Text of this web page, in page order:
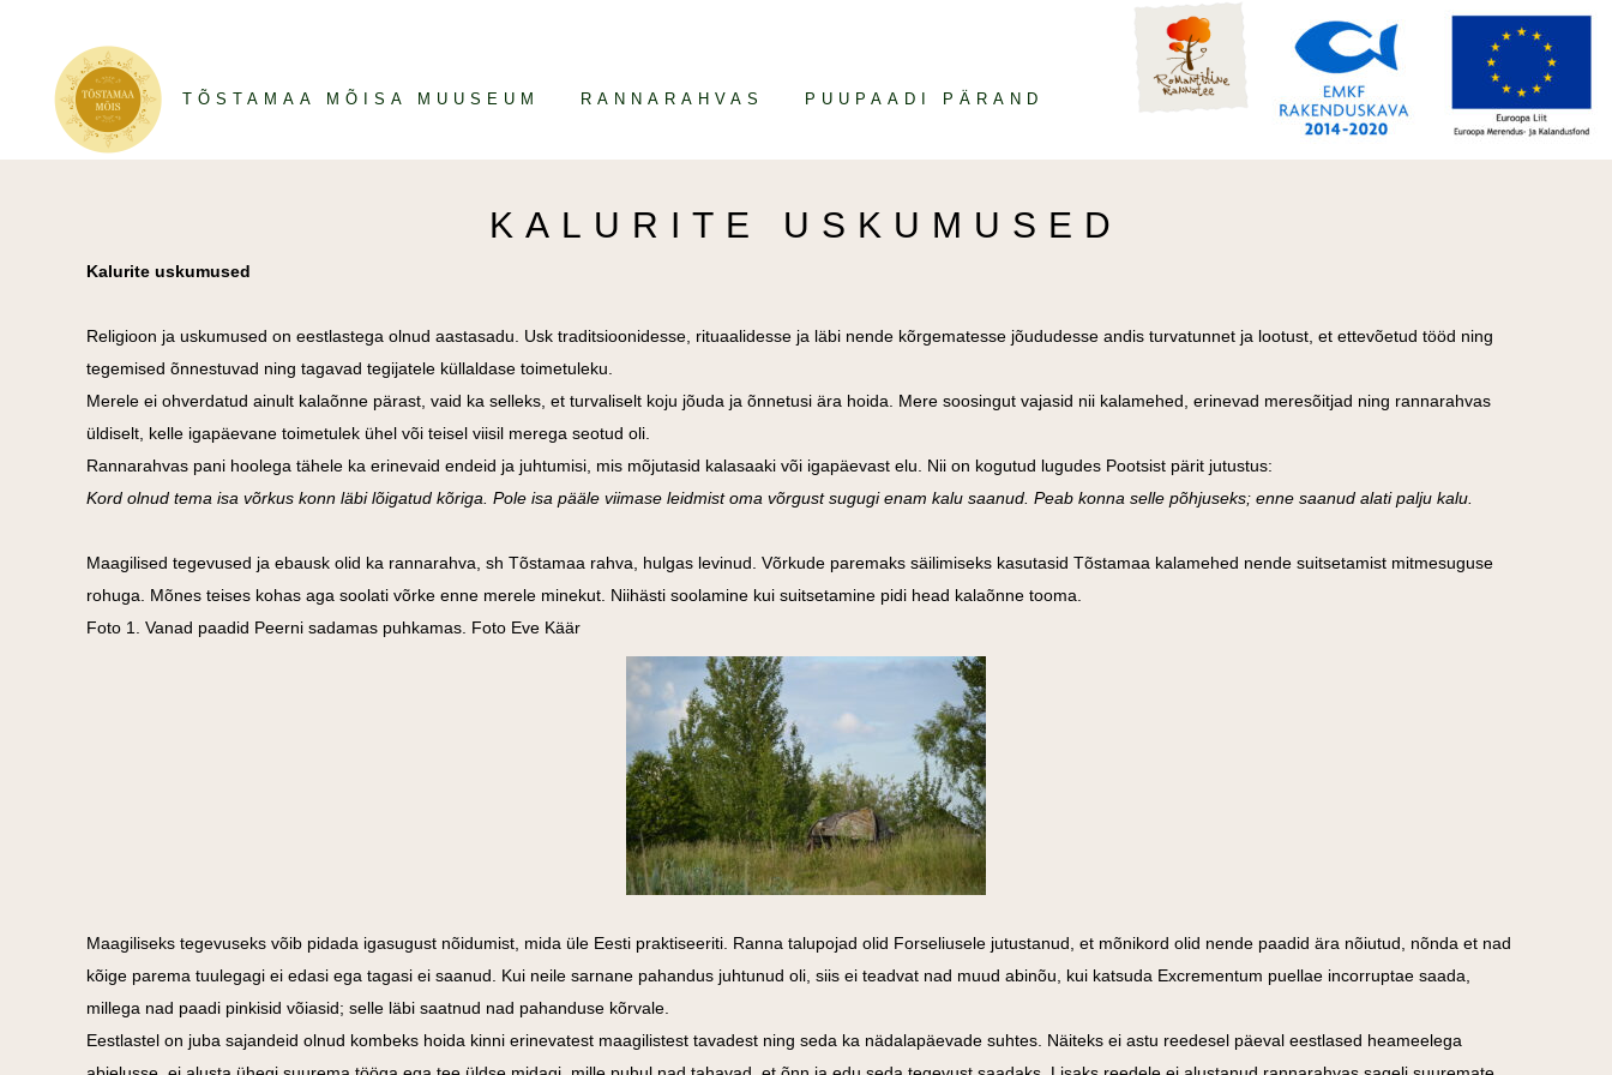
TÕSTAMAA MÕISA MUUSEUM RANNARAHVAS PUUPAADI PÄRAND
KALURITE USKUMUSED
Kalurite uskumused
Religioon ja uskumused on eestlastega olnud aastasadu. Usk traditsioonidesse, rituaalidesse ja läbi nende kõrgematesse jõududesse andis turvatunnet ja lootust, et ettevõetud tööd ning
tegemised õnnestuvad ning tagavad tegijatele küllaldase toimetuleku.
Merele ei ohverdatud ainult kalaõnne pärast, vaid ka selleks, et turvaliselt koju jõuda ja õnnetusi ära hoida. Mere soosingut vajasid nii kalamehed, erinevad meresõitjad ning rannarahvas
üldiselt, kelle igapäevane toimetulek ühel või teisel viisil merega seotud oli.
Rannarahvas pani hoolega tähele ka erinevaid endeid ja juhtumisi, mis mõjutasid kalasaaki või igapäevast elu. Nii on kogutud lugudes Pootsist pärit jutustus:
Kord olnud tema isa võrkus konn läbi lõigatud kõriga. Pole isa pääle viimase leidmist oma võrgust sugugi enam kalu saanud. Peab konna selle põhjuseks; enne saanud alati palju kalu.
Maagilised tegevused ja ebausk olid ka rannarahva, sh Tõstamaa rahva, hulgas levinud. Võrkude paremaks säilimiseks kasutasid Tõstamaa kalamehed nende suitsetamist mitmesuguse
rohuga. Mõnes teises kohas aga soolati võrke enne merele minekut. Niihästi soolamine kui suitsetamine pidi head kalaõnne tooma.
Foto 1. Vanad paadid Peerni sadamas puhkamas. Foto Eve Käär
Maagiliseks tegevuseks võib pidada igasugust nõidumist, mida üle Eesti praktiseeriti. Ranna talupojad olid Forseliusele jutustanud, et mõnikord olid nende paadid ära nõiutud, nõnda et nad
kõige parema tuulegagi ei edasi ega tagasi ei saanud. Kui neile sarnane pahandus juhtunud oli, siis ei teadvat nad muud abinõu, kui katsuda Excrementum puellae incorruptae saada,
millega nad paadi pinkisid võiasid; selle läbi saatnud nad pahanduse kõrvale.
Eestlastel on juba sajandeid olnud kombeks hoida kinni erinevatest maagilistest tavadest ning seda ka nädalapäevade suhtes. Näiteks ei astu reedesel päeval eestlased heameelega